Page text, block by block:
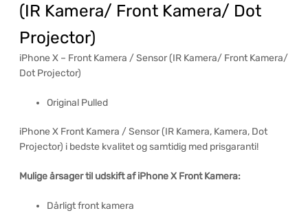
(IR Kamera/ Front Kamera/ Dot
Projector)
iPhone X – Front Kamera / Sensor (IR Kamera/ Front Kamera/
Dot Projector)
Original Pulled
iPhone X Front Kamera / Sensor (IR Kamera, Kamera, Dot
Projector) i bedste kvalitet og samtidig med prisgaranti!
Mulige årsager til udskift af iPhone X Front Kamera:
Dårligt front kamera